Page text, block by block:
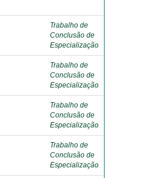
Trabalho de
Conclusão de
Especialização
Trabalho de
Conclusão de
Especialização
Trabalho de
Conclusão de
Especialização
Trabalho de
Conclusão de
Especialização